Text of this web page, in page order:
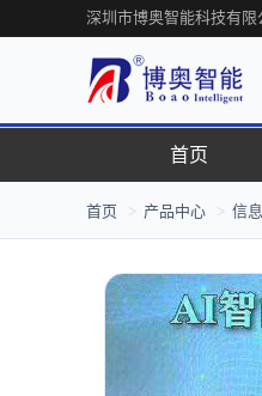
深圳市博奥智能科技有限
首页
首页 > 产品中心 > 信